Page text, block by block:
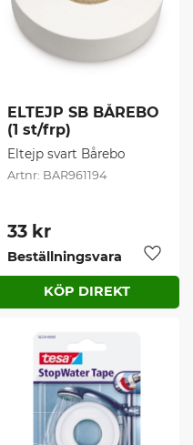
i favoriter
ELTEJP SB BÅREBO
(1 st/frp)
Eltejp svart Bårebo
BAR961194
33 kr
Lägg
Beställningsvara